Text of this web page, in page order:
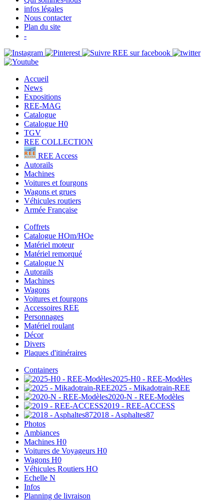
infos légales
Nous contacter
Plan du site
-
Accueil
News
Expositions
REE-MAG
Catalogue
Catalogue H0
TGV
REE COLLECTION
REE Access
Autorails
Machines
Voitures et fourgons
Wagons et grues
Véhicules routiers
Armée Française
Coffrets
Catalogue HOm/HOe
Matériel moteur
Matériel remorqué
Catalogue N
Autorails
Machines
Wagons
Voitures et fourgons
Accessoires REE
Personnages
Matériel roulant
Décor
Divers
Plaques d'itinéraires
Containers
2025-H0 - REE-Modèles
2025 - Mikadotrain-REE
2020-N - REE-Modèles
2019 - REE-ACCESS
2018 - Asphaltes87
Photos
Ambiances
Machines H0
Voitures de Voyageurs H0
Wagons H0
Véhicules Routiers HO
Echelle N
Infos
Planning de livraison